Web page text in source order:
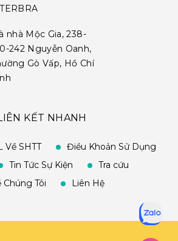
nhà Mộc Gia, 238-
242 Nguyễn Oanh,
Gò Vấp, Hồ Chí
KẾT NHANH
Về SHTT
Điều Khoản Sử Dụng
Tin Tức Sự Kiện
Tra cứu
Chúng Tôi
Liên Hệ